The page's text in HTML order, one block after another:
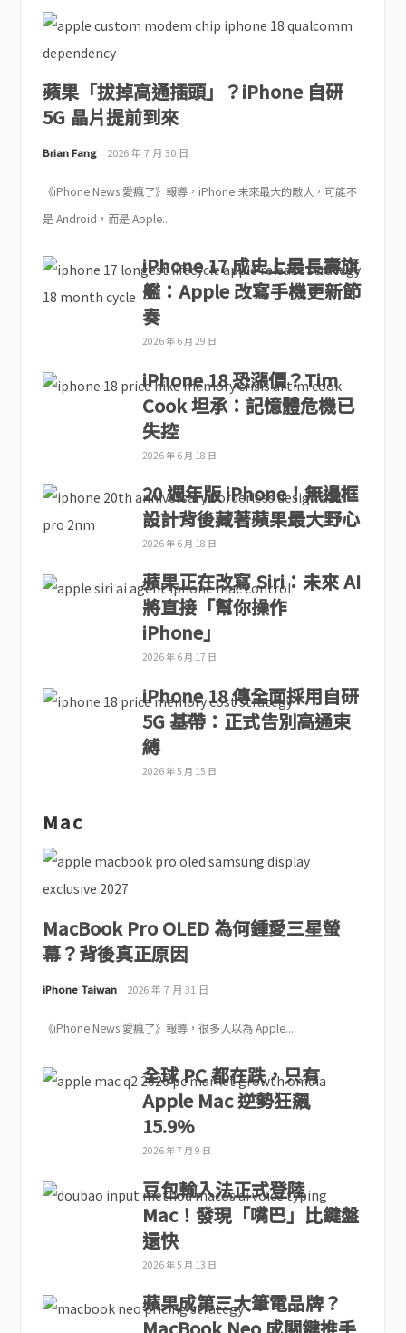
蘋果「拔掉高通插頭」？iPhone 自研
5G 晶片提前到來
Brian Fang 2026 年 7 月 30 日
《iPhone News 愛瘋了》報導，iPhone 未來最大的敵人，可能不
是 Android，而是 Apple...
iPhone 17 成史上最長壽旗
艦：Apple 改寫手機更新節
奏
2026 年 6 月 29 日
iPhone 18 恐漲價？Tim
Cook 坦承：記憶體危機已
失控
2026 年 6 月 18 日
20 週年版 iPhone！無邊框
設計背後藏著蘋果最大野心
2026 年 6 月 18 日
蘋果正在改寫 Siri：未來 AI
將直接「幫你操作
iPhone」
2026 年 6 月 17 日
iPhone 18 傳全面採用自研
5G 基帶：正式告別高通束
縛
2026 年 5 月 15 日
Mac
MacBook Pro OLED 為何鍾愛三星螢
幕？背後真正原因
iPhone Taiwan 2026 年 7 月 31 日
《iPhone News 愛瘋了》報導，很多人以為 Apple...
全球 PC 都在跌，只有
Apple Mac 逆勢狂飆
15.9%
2026 年 7 月 9 日
豆包輸入法正式登陸
Mac！發現「嘴巴」比鍵盤
還快
2026 年 5 月 13 日
蘋果成第三大筆電品牌？